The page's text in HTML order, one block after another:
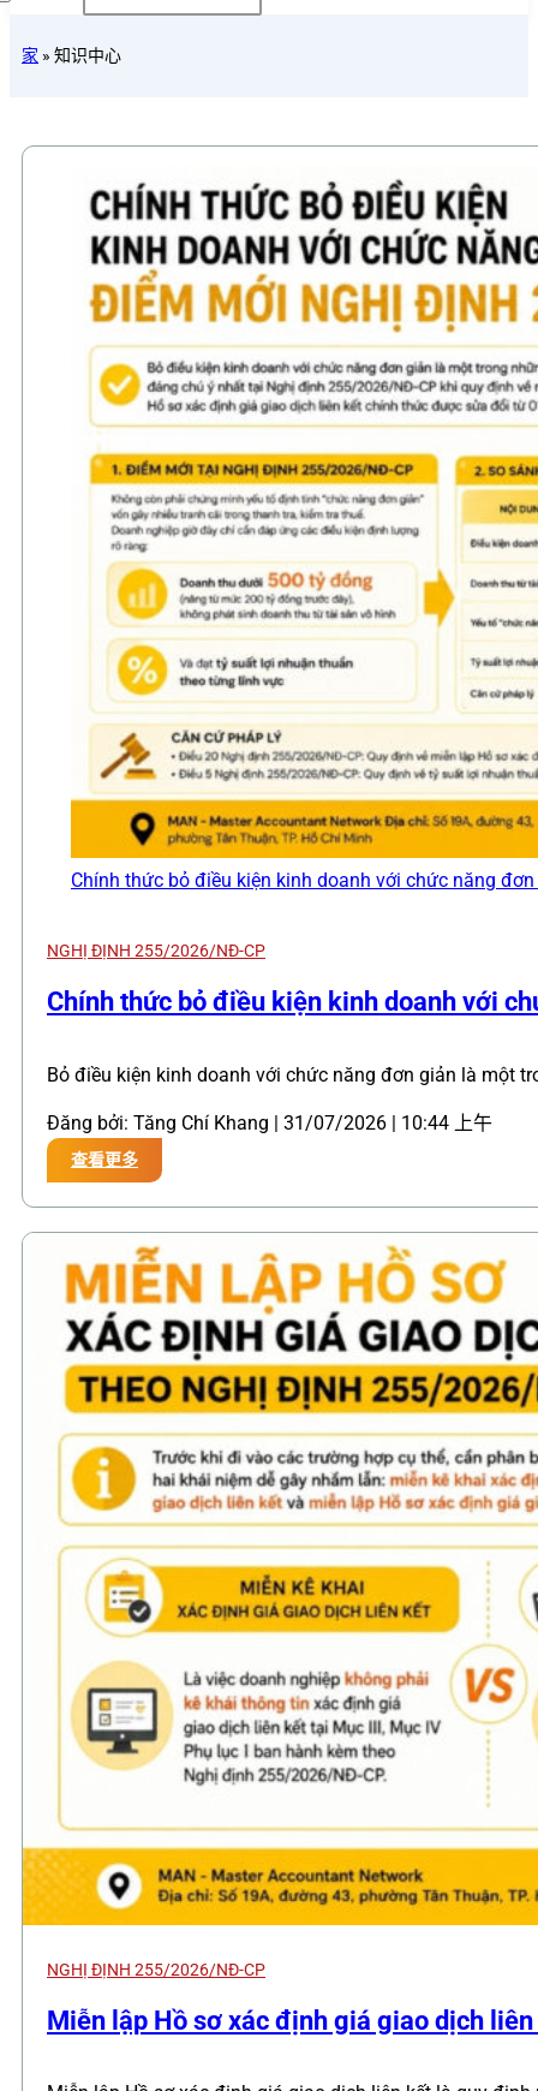
家 » 知识中心
Chính thức bỏ điều kiện kinh doanh với chức năng
NGHỊ ĐỊNH 255/2026/NĐ-CP
Chính thức bỏ điều kiện kinh doanh với
Bỏ điều kiện kinh doanh với chức năng đơn giản là một
Đăng bởi: Tăng Chí Khang | 31/07/2026 | 10:44 上午
查看更多
NGHỊ ĐỊNH 255/2026/NĐ-CP
Miễn lập Hồ sơ xác định giá giao dịch